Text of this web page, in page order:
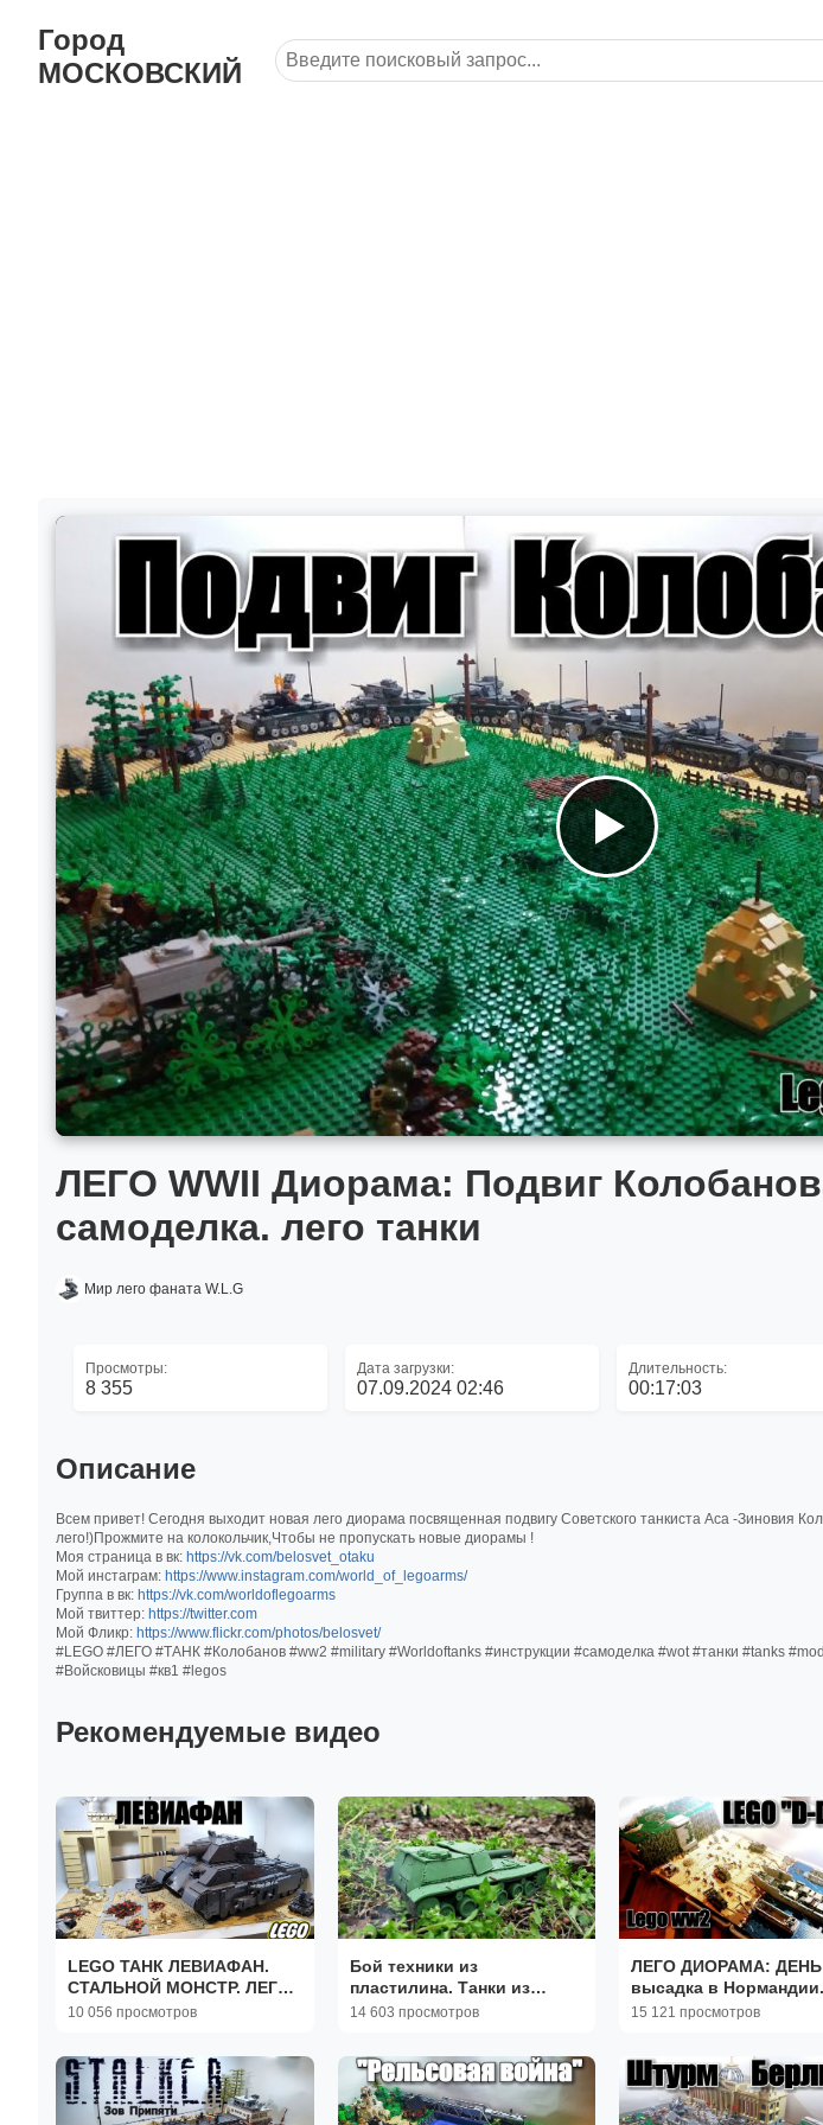
Город
МОСКОВСКИЙ
ЛЕГО WWII Диорама: Подвиг
самоделка. лего танки
Мир лего фаната W.L.G
Просмотры:
8 355
Дата загрузки:
07.09.2024 02:46
Длительность:
00:17:03
Описание
Всем привет! Сегодня выходит новая лего диорама посвященная подвигу Советского танкиста Аса -Зиновия
лего!)Прожмите на колокольчик,Чтобы не пропускать новые диорамы !
Моя страница в вк: https://vk.com/belosvet_otaku
Мой инстаграм: https://www.instagram.com/world_of_legoarms/
Группа в вк: https://vk.com/worldoflegoarms
Мой твиттер: https://twitter.com
Мой Фликр: https://www.flickr.com/photos/belosvet/
#LEGO #ЛЕГО #ТАНК #Колобанов #ww2 #military #Worldoftanks #инструкции #самоделка #wot #танки #tanks
#Войсковицы #кв1 #legos
Рекомендуемые видео
LEGO ТАНК ЛЕВИАФАН.
СТАЛЬНОЙ МОНСТР. ЛЕГО
самоделка
10 056 просмотров
Бой техники из
пластилина. Танки из
пластилина.
14 603 просмотров
ЛЕГО ДИОРАМА:
высадка в Нормандии.
ЛЕГО самоделка
15 121 просмотров